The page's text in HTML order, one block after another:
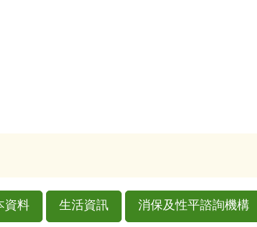
資料 生活資訊 消保及性平諮詢機構